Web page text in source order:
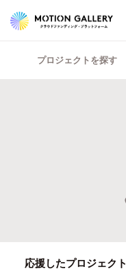
プロジェクトを探す
応援したプロジェクト